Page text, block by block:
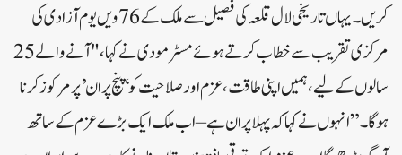
کریں۔یہاں تاریخی لال قلعہ کی فصیل سے ملک کے 76ویں یوم آزادی کی
مرکزی تقریب سے خطاب کرتے ہوئے مسٹر مودی نے کہا، "آنے والے 25
سالوں کے لیے، ہمیں اپنی طاقت، عزم اور صلاحیت کو ‘پنچ پران’ پر مرکوز کرنا
ہوگا۔” انہوں نے کہا کہ پہلا پران ہے – اب ملک ایک بڑے عزم کے ساتھ